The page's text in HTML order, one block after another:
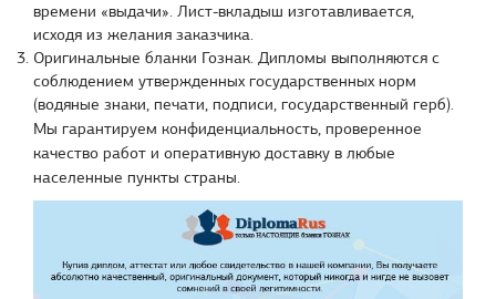
времени «выдачи». Лист-вкладыш изготавливается,
исходя из желания заказчика.
Оригинальные бланки Гознак. Дипломы выполняются с
соблюдением утвержденных государственных норм
(водяные знаки, печати, подписи, государственный герб).
Мы гарантируем конфиденциальность, проверенное
качество работ и оперативную доставку в любые
населенные пункты страны.